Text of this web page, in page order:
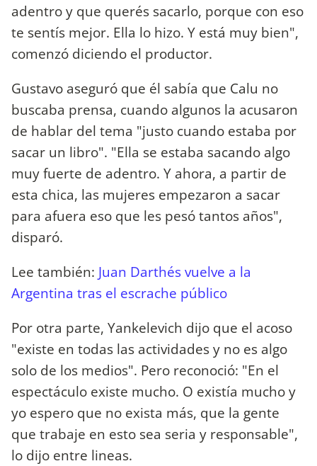
adentro y que querés sacarlo, porque con eso
te sentís mejor. Ella lo hizo. Y está muy bien",
comenzó diciendo el productor.
Gustavo aseguró que él sabía que Calu no
buscaba prensa, cuando algunos la acusaron
de hablar del tema "justo cuando estaba por
sacar un libro". "Ella se estaba sacando algo
muy fuerte de adentro. Y ahora, a partir de
esta chica, las mujeres empezaron a sacar
para afuera eso que les pesó tantos años",
disparó.
Lee también: Juan Darthés vuelve a la
Argentina tras el escrache público
Por otra parte, Yankelevich dijo que el acoso
"existe en todas las actividades y no es algo
solo de los medios". Pero reconoció: "En el
espectáculo existe mucho. O existía mucho y
yo espero que no exista más, que la gente
que trabaje en esto sea seria y responsable",
lo dijo entre lineas.